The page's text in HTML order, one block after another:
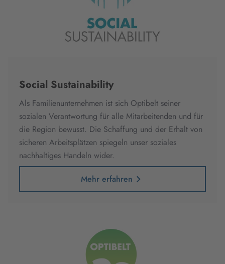
Social Sustainability
Als Familienunternehmen ist sich Optibelt seiner
sozialen Verantwortung für alle Mitarbeitenden und für
die Region bewusst. Die Schaffung und der Erhalt von
sicheren Arbeitsplätzen spiegeln unser soziales
nachhaltiges Handeln wider.
Mehr erfahren